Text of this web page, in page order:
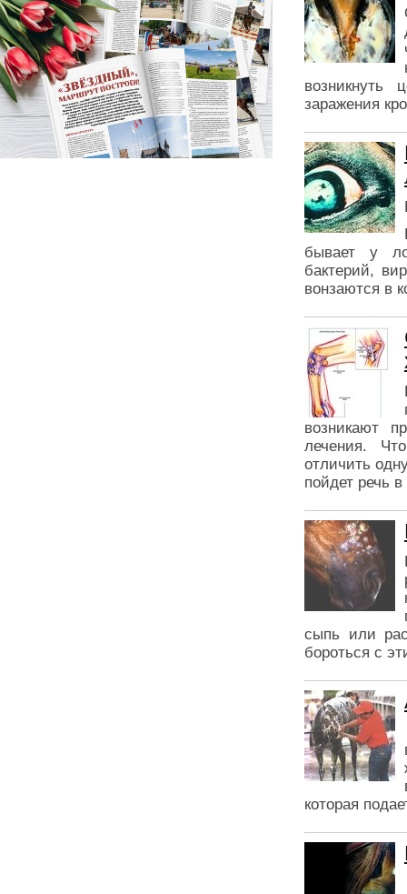
возникнуть
заражения
бывает у
бактерий,
вонзаются в
возникают
лечения.
отличить
пойдет речь
сыпь или
бороться с
которая